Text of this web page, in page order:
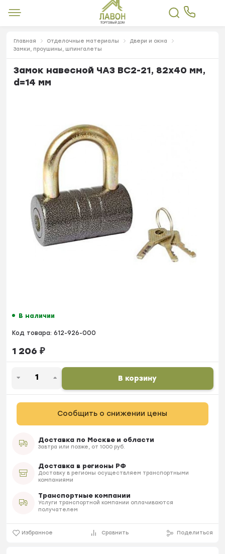
Главная Отделочные материалы
Двери и окна
Замки, проушины, шпингалеты
Замок навесной ЧАЗ ВС2-21, 82х40 мм,
d=14 мм
В наличии
Код товара: 612-926-000
1 206 ₽
В корзину
Сообщить о снижении цены
Доставка по Москве и области
Завтра или позже, от 1000 руб.
Доставка в регионы РФ
Доставку в регионы осуществляем транспортными
компаниями
Транспортные компании
Услуги транспортной компании оплачиваются
получателем
Избранное Сравнить Поделиться